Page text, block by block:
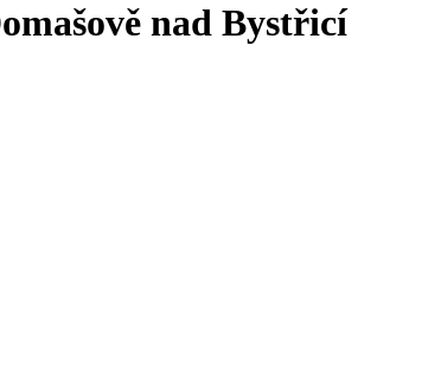
nad Bystřicí